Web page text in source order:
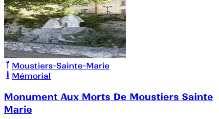
Moustiers-Sainte-Marie
Mémorial
Monument Aux Morts De Moustiers Sainte
Marie